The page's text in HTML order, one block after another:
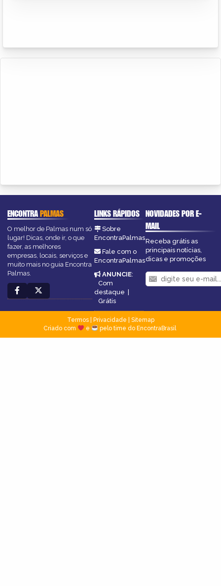
ENCONTRAPALMAS
O melhor de Palmas num só
lugar! Dicas, onde ir, o que
fazer, as melhores
empresas, locais, serviços e
muito mais no guia Encontra
Palmas.
LINKS RÁPIDOS
Sobre
EncontraPalmas
Fale com o
EncontraPalmas
ANUNCIE:
Com
destaque |
Grátis
NOVIDADES POR E-
MAIL
Receba grátis as
principais notícias,
dicas e promoções
Termos| Privacidade
Sitemap
Criado com
e pelo time do EncontraBrasil